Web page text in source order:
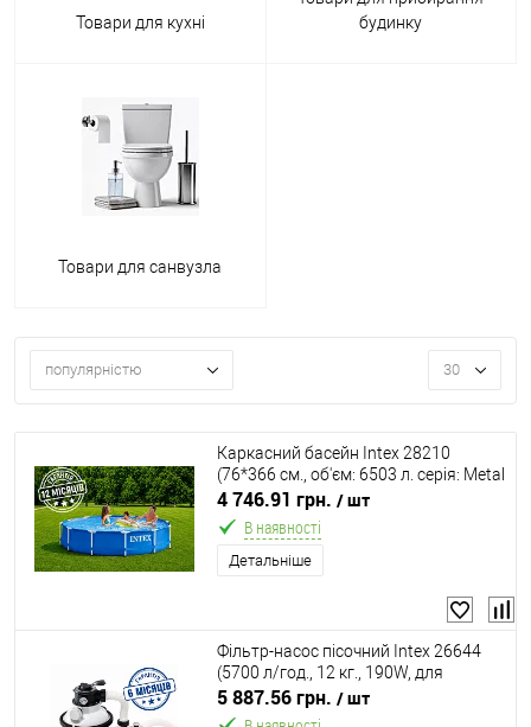
Товари для кухні
будинку
Товари для санвузла
популярністю 30
Каркасний басейн Intex 28210
(76*366 см., об'єм: 6503 л. серія: Metal
Frame)
4 746.91 грн. / шт
В наявності
Детальніше
Фільтр-насос пісочний Intex 26644
(5700 л/год., 12 кг., 190W, для
басейнів об'ємом 1100-30000 л.,
таймер, підключення Ø38 мм)
5 887.56 грн. / шт